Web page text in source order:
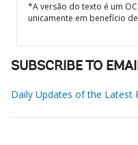
*A versão do texto é um
unicamente em benefício
SUBSCRIBE TO
Daily Updates of the Latest